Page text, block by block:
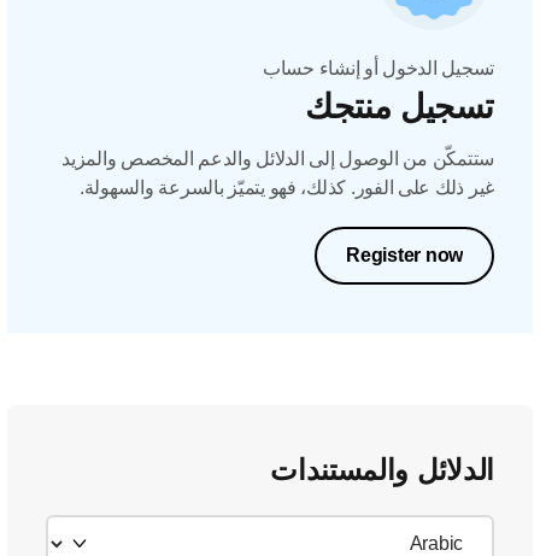
تسجيل الدخول أو إنشاء حساب
تسجيل منتجك
ستتمكّن من الوصول إلى الدلائل والدعم المخصص والمزيد
غير ذلك على الفور. كذلك، فهو يتميّز بالسرعة والسهولة.
Register now
الدلائل والمستندات